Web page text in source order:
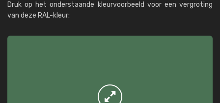
Druk op het onderstaande kleurvoorbeeld voor een vergroting
van deze RAL-kleur: